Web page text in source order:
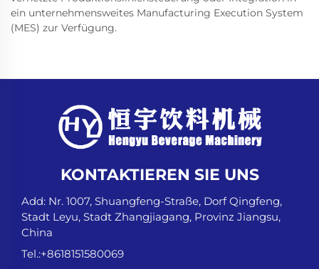
ein unternehmensweites Manufacturing Execution System
(MES) zur Verfügung.
KONTAKTIEREN SIE UNS
Add: Nr. 1007, Shuangfeng-Straße, Dorf Qingfeng,
Stadt Leyu, Stadt Zhangjiagang, Provinz Jiangsu,
China
Tel.:+8618151580069